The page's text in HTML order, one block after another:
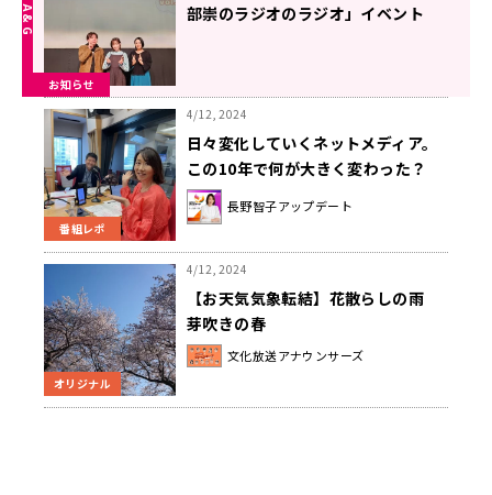
お知らせ
部崇のラジオのラジオ」イベント
番組レポ
4/12, 2024
日々変化していくネットメディア。
この10年で何が大きく変わった？
長野智子アップデート
オリジナル
4/12, 2024
【お天気気象転結】花散らしの雨
芽吹きの春
文化放送アナウンサーズ